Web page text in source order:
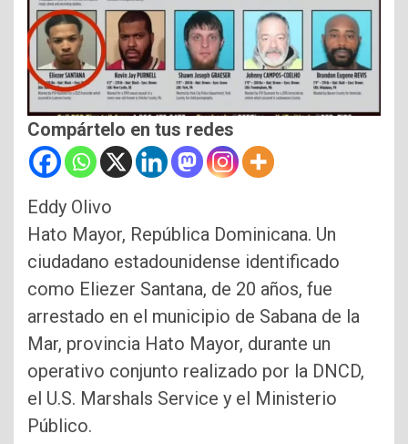
Compártelo en tus redes
Eddy Olivo
Hato Mayor, República Dominicana. Un
ciudadano estadounidense identificado
como Eliezer Santana, de 20 años, fue
arrestado en el municipio de Sabana de la
Mar, provincia Hato Mayor, durante un
operativo conjunto realizado por la DNCD,
el U.S. Marshals Service y el Ministerio
Público.